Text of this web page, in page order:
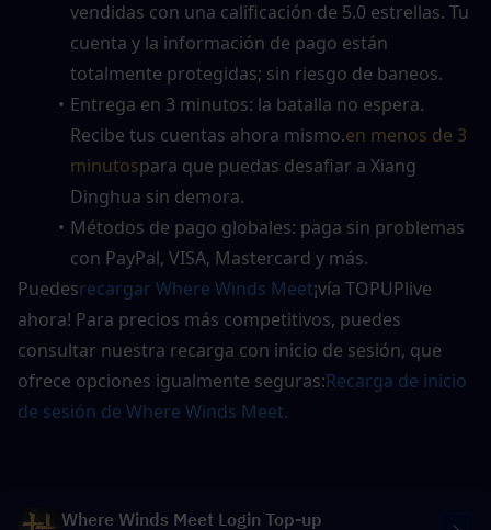
vendidas con una calificación de 5.0 estrellas. Tu
cuenta y la información de pago están
totalmente protegidas; sin riesgo de baneos.
Entrega en 3 minutos: la batalla no espera.
Recibe tus cuentas ahora mismo.en menos de 3
minutospara que puedas desafiar a Xiang
Dinghua sin demora.
Métodos de pago globales: paga sin problemas
con PayPal, VISA, Mastercard y más.
Puedesrecargar Where Winds Meet¡vía TOPUPlive
ahora! Para precios más competitivos, puedes
consultar nuestra recarga con inicio de sesión, que
ofrece opciones igualmente seguras:Recarga de inicio
de sesión de Where Winds Meet.
Where Winds Meet Login Top-up